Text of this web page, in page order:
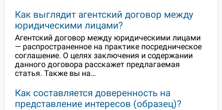
Как выглядит агентский договор между
юридическими лицами?
Агентский договор между юридическими лицами
— распространенное на практике посредническое
соглашение. О целях заключения и содержании
данного договора расскажет предлагаемая
статья. Также вы на…
Как составляется доверенность на
представление интересов (образец)?